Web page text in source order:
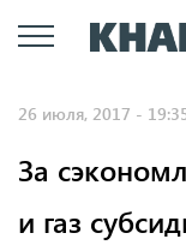
26 июля, 2017 -
За
и газ